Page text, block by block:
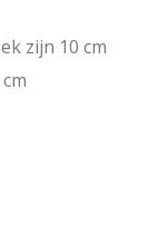
zijn 10 cm